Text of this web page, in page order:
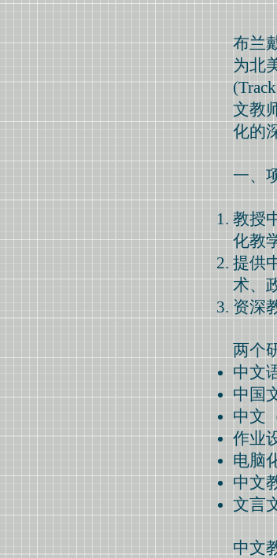
布兰
为北
文教
化的
一、
教授
化教
提供
术、
资深
两个
中文
中国
中文
作业
电脑
中文
文言
中文